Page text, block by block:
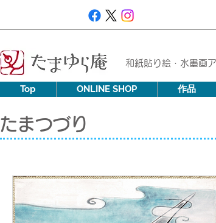
和紙貼り絵・水墨画
Top ONLINE SHOP 作品
たまつづり